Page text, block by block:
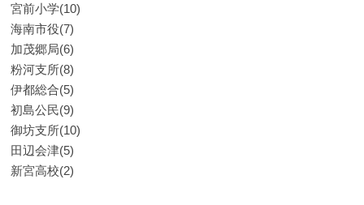
宮前小学(10)
海南市役(7)
加茂郷局(6)
粉河支所(8)
伊都総合(5)
初島公民(9)
御坊支所(10)
田辺会津(5)
新宮高校(2)